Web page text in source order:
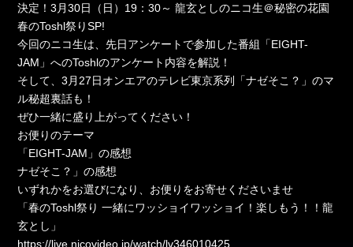
決定！3月30日（日）19：30～ 龍玄としのニコ生＠秘密の花園
春のToshl祭りSP!
今回のニコ生は、先日アンケートで参加した番組「EIGHT-
JAM」へのToshlのアンケート内容を解説！
そして、3月27日オンエアのテレビ東京系列「ナゼそこ？」のマ
ル秘超裏話も！
ぜひ一緒に盛り上がってください！
お便りのテーマ
「EIGHT-JAM」の感想
ナゼそこ？」の感想
いずれかをお選びになり、お便りをお寄せくださいませ
「春のToshl祭り 一緒にワッショイワッショイ！楽しもう！！龍
玄とし」
https://live.nicovideo.jp/watch/lv346010425